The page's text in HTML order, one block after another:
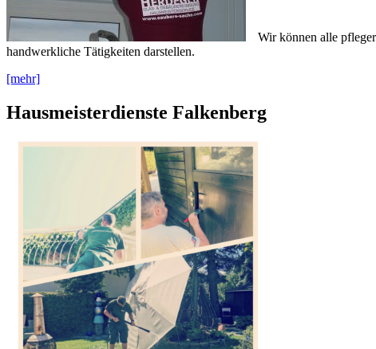
Wir können alle
handwerkliche Tätigkeiten darstellen.
[mehr]
Hausmeisterdienste Falkenberg